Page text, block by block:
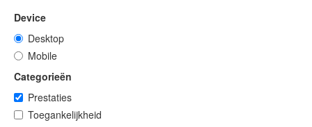
Device
Desktop
Mobile
Categorieën
Prestaties
Toegankelijkheid